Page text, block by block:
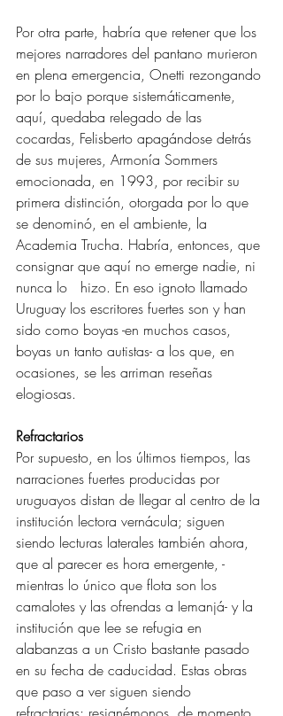
Por otra parte, habría que retener que los
mejores narradores del pantano murieron
en plena emergencia, Onetti rezongando
por lo bajo porque sistemáticamente,
aquí, quedaba relegado de las
cocardas, Felisberto apagándose detrás
de sus mujeres, Armonía Sommers
emocionada, en 1993, por recibir su
primera distinción, otorgada por lo que
se denominó, en el ambiente, la
Academia Trucha. Habría, entonces, que
consignar que aquí no emerge nadie, ni
nunca lo   hizo. En eso ignoto llamado
Uruguay los escritores fuertes son y han
sido como boyas -en muchos casos,
boyas un tanto autistas- a los que, en
ocasiones, se les arriman reseñas
elogiosas.
Refractarios
Por supuesto, en los últimos tiempos, las
narraciones fuertes producidas por
uruguayos distan de llegar al centro de la
institución lectora vernácula; siguen
siendo lecturas laterales también ahora,
que al parecer es hora emergente, -
mientras lo único que flota son los
camalotes y las ofrendas a Iemanjá- y la
institución que lee se refugia en
alabanzas a un Cristo bastante pasado
en su fecha de caducidad. Estas obras
que paso a ver siguen siendo